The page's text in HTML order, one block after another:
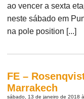
ao vencer a sexta
neste sábado em
na pole position [...]
FE –
Marrakech
sábado, 13 de janeiro de 2018